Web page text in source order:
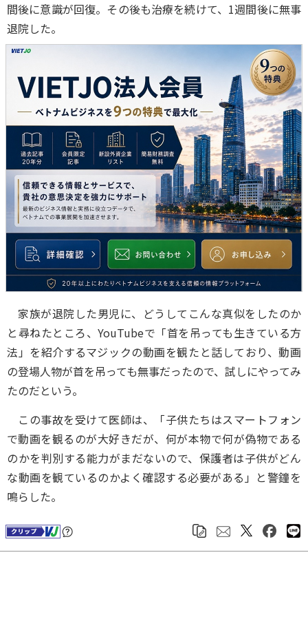
間後に意識が回復。その後も治療を続けて、1週間後に無事
退院した。
家族が退院した男児に、どうしてこんな真似をしたのか
と尋ねたところ、YouTubeで「首を吊っても生きている方
法」を紹介するマジックの動画を観たと話しており、動画
の登場人物が首を吊っても無事だったので、試しにやってみ
たのだという。
この事故を受けて医師は、「子供たちはスマートフォン
で動画を観るのが大好きだが、何が本物で何が偽物である
のかを判別する能力がまだないので、保護者は子供がどん
な動画を観ているのかよく確認する必要がある」と警鐘を
鳴らした。